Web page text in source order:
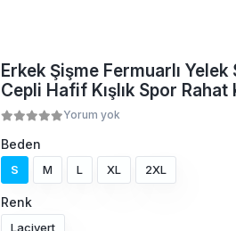
Erkek Şişme Fermuarlı
Cepli Hafif Kışlık Spor
Yorum yok
Beden
S M L XL 2XL
Renk
Lacivert